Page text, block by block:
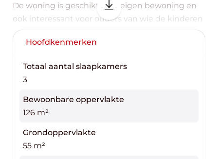
De woning is geschikt voor eigen bewoning en
ook interessant voor ouders van wie de kinderen
in Gent studeren. Stedenbouwkundige
inlichtingen in aanvraag sinds 6/3/2018 Voor meer
21 15 39
Hoofdkenmerken
Totaal aantal slaapkamers
3
Bewoonbare oppervlakte
126 m²
Grondoppervlakte
55 m²